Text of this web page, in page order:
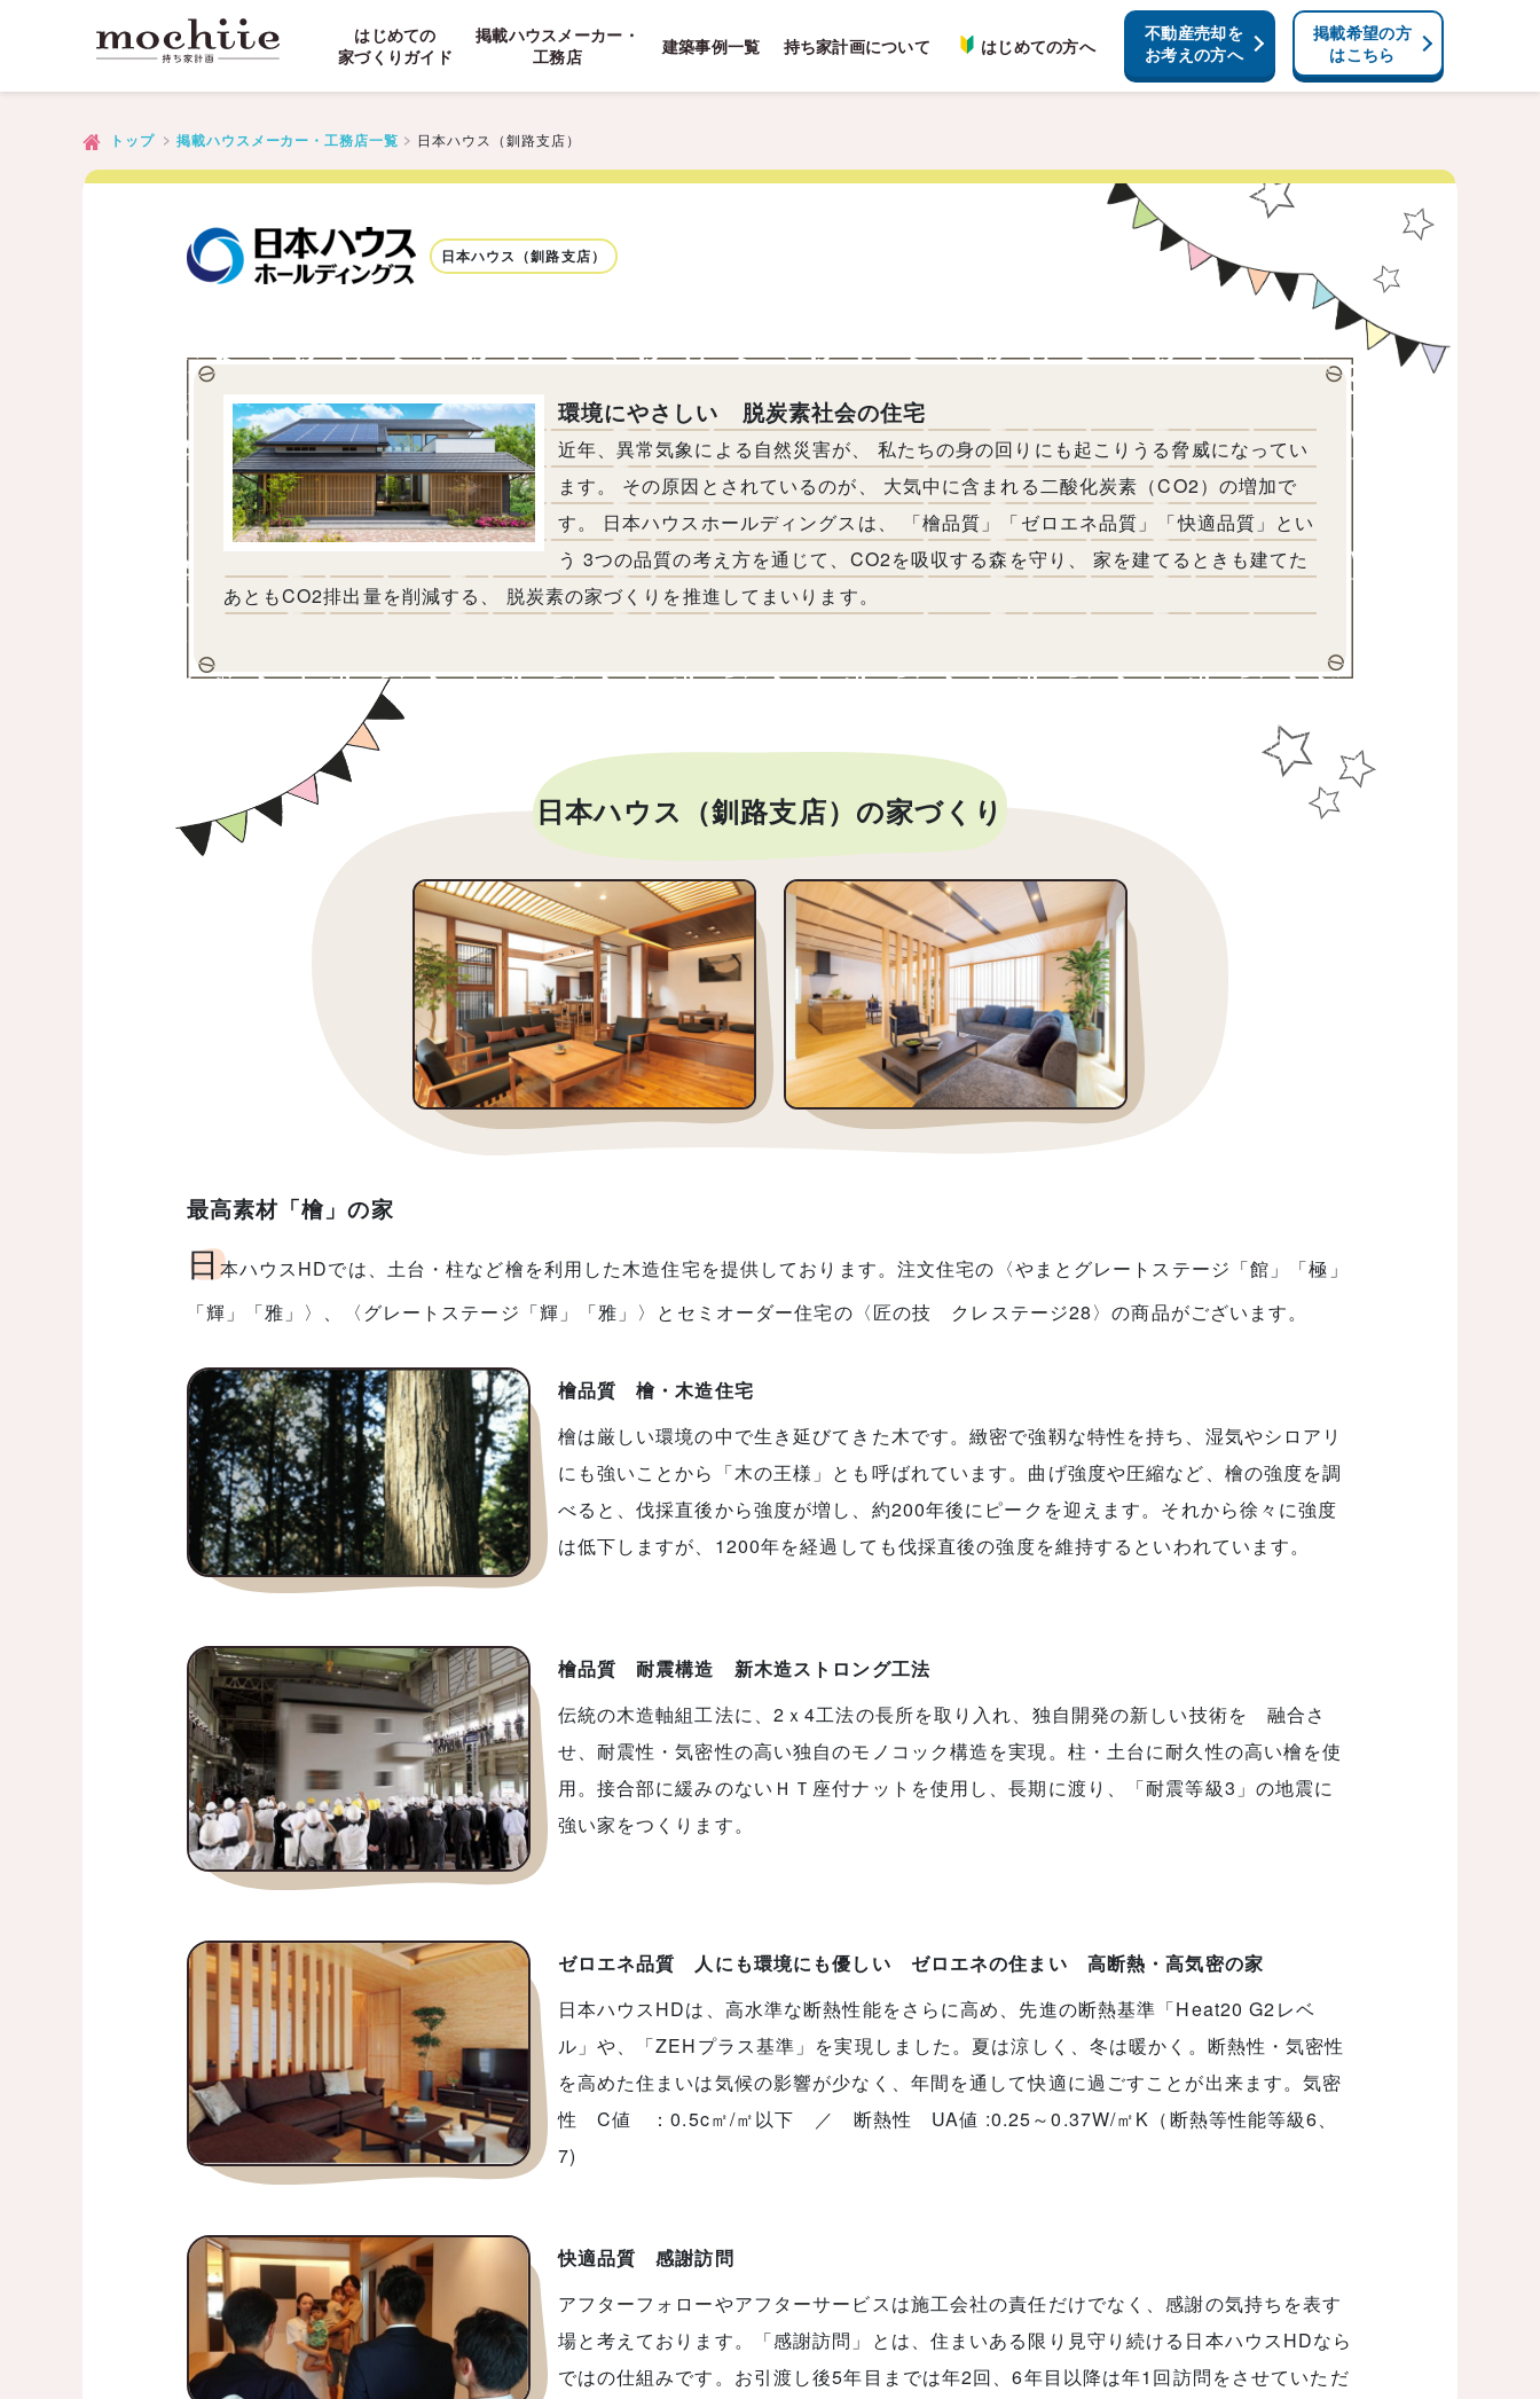
はじめての
家づくりガイド
掲載ハウスメーカー・
工務店
建築事例一覧 持ち家計画について はじめての方へ
不動産売却を
お考えの方へ
掲載希望の方
はこちら
トップ 掲載ハウスメーカー・工務店一覧 日本ハウス（釧路支店）
日本ハウス（釧路支店）
環境にやさしい 脱炭素社会の住宅
近年、異常気象による自然災害が、 私たちの身の回りにも起こりうる脅威になってい
ます。 その原因とされているのが、 大気中に含まれる二酸化炭素（CO2）の増加で
す。 日本ハウスホールディングスは、 「檜品質」「ゼロエネ品質」「快適品質」とい
う 3つの品質の考え方を通じて、CO2を吸収する森を守り、 家を建てるときも建てた
あともCO2排出量を削減する、 脱炭素の家づくりを推進してまいります。
日本ハウス（釧路支店）の家づくり
最高素材「檜」の家
日本ハウスHDでは、土台・柱など檜を利用した木造住宅を提供しております。注文住宅の〈やまとグレートステージ「館」「極」
「輝」「雅」〉、〈グレートステージ「輝」「雅」〉とセミオーダー住宅の〈匠の技 クレステージ28〉の商品がございます。
檜品質 檜・木造住宅
檜は厳しい環境の中で生き延びてきた木です。緻密で強靱な特性を持ち、湿気やシロアリ
にも強いことから「木の王様」とも呼ばれています。曲げ強度や圧縮など、檜の強度を調
べると、伐採直後から強度が増し、約200年後にピークを迎えます。それから徐々に強度
は低下しますが、1200年を経過しても伐採直後の強度を維持するといわれています。
檜品質 耐震構造 新木造ストロング工法
伝統の木造軸組工法に、2ｘ4工法の長所を取り入れ、独自開発の新しい技術を 融合さ
せ、耐震性・気密性の高い独自のモノコック構造を実現。柱・土台に耐久性の高い檜を使
用。接合部に緩みのないＨＴ座付ナットを使用し、長期に渡り、「耐震等級3」の地震に
強い家をつくります。
ゼロエネ品質 人にも環境にも優しい ゼロエネの住まい 高断熱・高気密の家
日本ハウスHDは、高水準な断熱性能をさらに高め、先進の断熱基準「Heat20 G2レベ
ル」や、「ZEHプラス基準」を実現しました。夏は涼しく、冬は暖かく。断熱性・気密性
を高めた住まいは気候の影響が少なく、年間を通して快適に過ごすことが出来ます。気密
性 C値 ：0.5c㎡/㎡以下 ／ 断熱性 UA値 :0.25～0.37W/㎡K（断熱等性能等級6、
7)
快適品質 感謝訪問
アフターフォローやアフターサービスは施工会社の責任だけでなく、感謝の気持ちを表す
場と考えております。「感謝訪問」とは、住まいある限り見守り続ける日本ハウスHDなら
ではの仕組みです。お引渡し後5年目までは年2回、6年目以降は年1回訪問をさせていただ